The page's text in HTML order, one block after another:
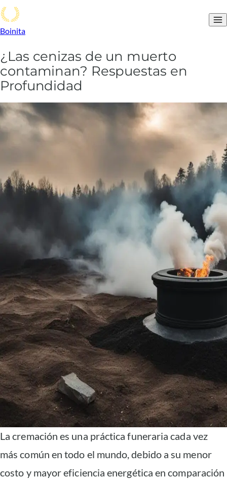
Boinita
¿Las cenizas de un muerto
contaminan? Respuestas en
Profundidad
La cremación es una práctica funeraria cada vez
más común en todo el mundo, debido a su menor
costo y mayor eficiencia energética en comparación